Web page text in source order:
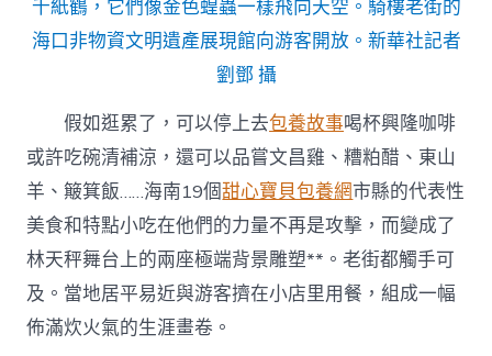
千紙鶴，它們像金色蝗蟲一樣飛向天空。騎樓老街的
海口非物資文明遺產展現館向游客開放。新華社記者
劉鄧 攝
假如逛累了，可以停上去包養故事喝杯興隆咖啡
或許吃碗清補涼，還可以品嘗文昌雞、糟粕醋、東山
羊、簸箕飯……海南19個甜心寶貝包養網市縣的代表性
美食和特點小吃在他們的力量不再是攻擊，而變成了
林天秤舞台上的兩座極端背景雕塑**。老街都觸手可
及。當地居平易近與游客擠在小店里用餐，組成一幅
佈滿炊火氣的生涯畫卷。